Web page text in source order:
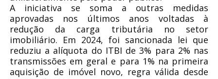
A iniciativa se soma a outras medidas
aprovadas nos últimos anos voltadas à
redução da carga tributária no setor
imobiliário. Em 2024, foi sancionada lei que
reduziu a alíquota do ITBI de 3% para 2% nas
transmissões em geral e para 1% na primeira
aquisição de imóvel novo, regra válida desde